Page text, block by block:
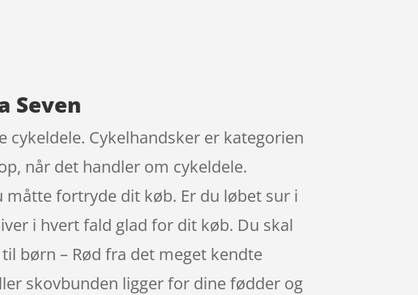
Seven
cykeldele. Cykelhandsker er kategorien
når det handler om cykeldele.
fortryde dit køb. Er du løbet sur i
i hvert fald glad for dit køb. Du skal
børn – Rød fra det meget kendte
skovbunden ligger for dine fødder og